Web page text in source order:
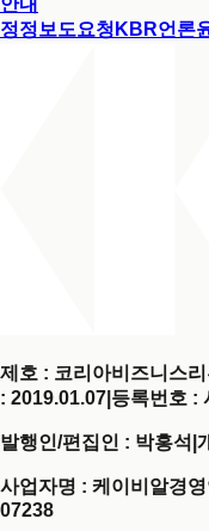
정정보도요청 KBR언론
제호 : 코리아비즈니스
: 2019.01.07 등록번호 :
발행인/편집인 : 박홍석
사업자명 : 케이비알경
07238